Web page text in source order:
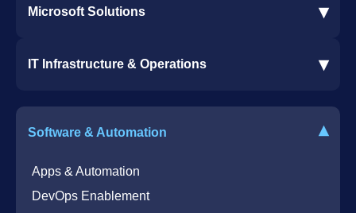
Microsoft Solutions ▾
Dynamics 365 Business Central ERP
Azure Virtual Desktop Infrastructure Services
Microsoft Azure Cloud Native Services
IT Infrastructure & Operations ▾
Cybersecurity Services
Software & Automation ▾
Apps & Automation
DevOps Enablement